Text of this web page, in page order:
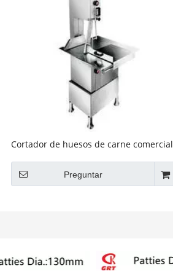
Cortador de huesos de carne comercial
Preguntar